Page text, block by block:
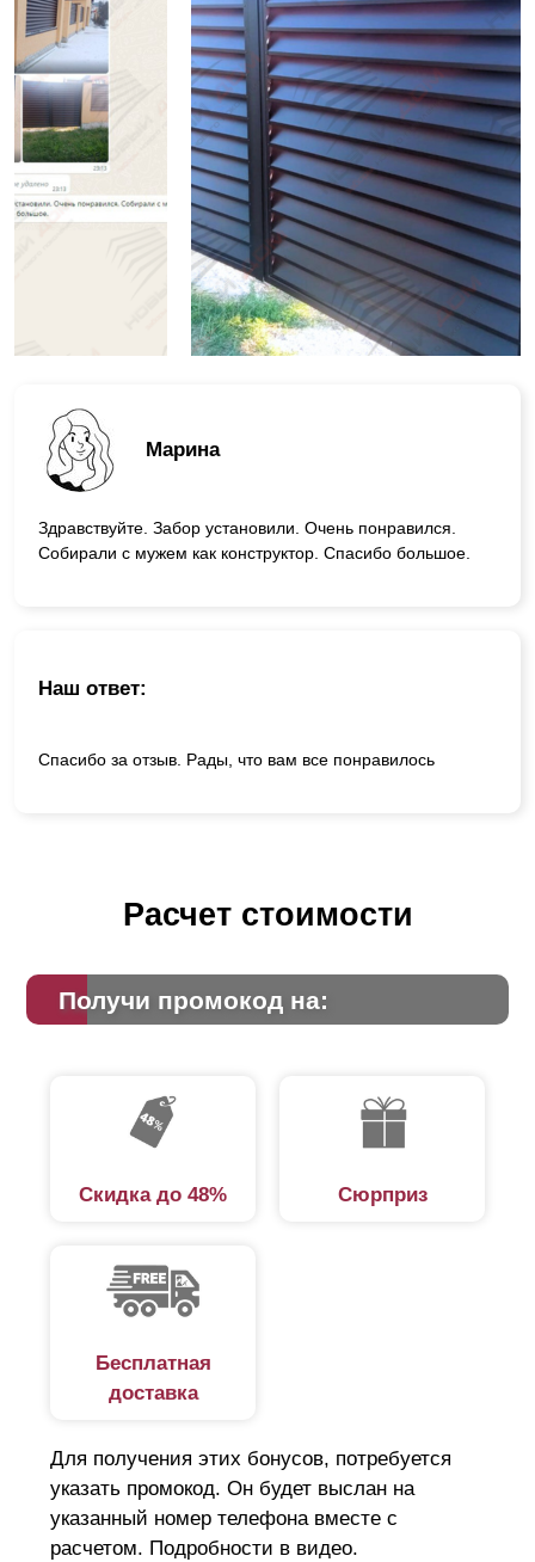
Марина
Здравствуйте. Забор установили. Очень понравился.
Собирали с мужем как конструктор. Спасибо большое.
Наш ответ:
Спасибо за отзыв. Рады, что вам все понравилось
Расчет стоимости
Получи промокод на:
Скидка до 48% Сюрприз
Бесплатная
доставка
Для получения этих бонусов, потребуется
указать промокод. Он будет выслан на
указанный номер телефона вместе с
расчетом. Подробности в видео.